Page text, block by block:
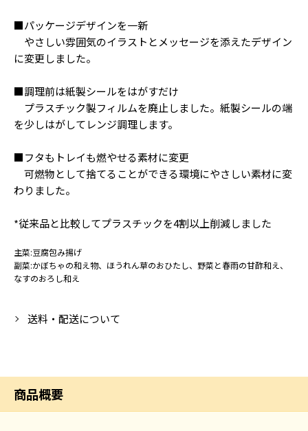
■パッケージデザインを一新
やさしい雰囲気のイラストとメッセージを添えたデザイン
に変更しました。
■調理前は紙製シールをはがすだけ
プラスチック製フィルムを廃止しました。紙製シールの端
を少しはがしてレンジ調理します。
■フタもトレイも燃やせる素材に変更
可燃物として捨てることができる環境にやさしい素材に変
わりました。
*従来品と比較してプラスチックを4割以上削減しました
主菜:豆腐包み揚げ
副菜:かぼちゃの和え物、ほうれん草のおひたし、野菜と春雨の甘酢和え、
なすのおろし和え
送料・配送について
商品概要